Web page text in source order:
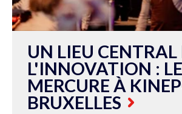
UN LIEU CENTRAL
L'INNOVATION :
MERCURE À
BRUXELLES